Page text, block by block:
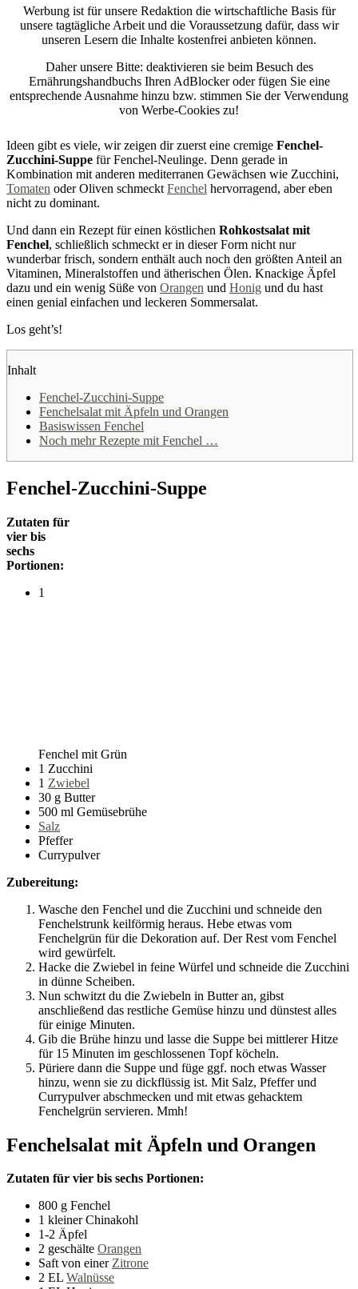
Werbung ist für unsere Redaktion die wirtschaftliche Basis für
unsere tagtägliche Arbeit und die Voraussetzung dafür, dass wir
unseren Lesern die Inhalte kostenfrei anbieten können.
Daher unsere Bitte: deaktivieren sie beim Besuch des
Ernährungshandbuchs Ihren AdBlocker oder fügen Sie eine
entsprechende Ausnahme hinzu bzw. stimmen Sie der Verwendung
von Werbe-Cookies zu!
Ideen gibt es viele, wir zeigen dir zuerst eine cremige Fenchel-
Zucchini-Suppe für Fenchel-Neulinge. Denn gerade in
Kombination mit anderen mediterranen Gewächsen wie Zucchini,
Tomaten oder Oliven schmeckt Fenchel hervorragend, aber eben
nicht zu dominant.
Und dann ein Rezept für einen köstlichen Rohkostsalat mit
Fenchel, schließlich schmeckt er in dieser Form nicht nur
wunderbar frisch, sondern enthält auch noch den größten Anteil an
Vitaminen, Mineralstoffen und ätherischen Ölen. Knackige Äpfel
dazu und ein wenig Süße von Orangen und Honig und du hast
einen genial einfachen und leckeren Sommersalat.
Los geht’s!
Inhalt
Fenchel-Zucchini-Suppe
Fenchelsalat mit Äpfeln und Orangen
Basiswissen Fenchel
Noch mehr Rezepte mit Fenchel …
Fenchel-Zucchini-Suppe
Zutaten für
vier bis
sechs
Portionen:
1
Fenchel mit Grün
1 Zucchini
1 Zwiebel
30 g Butter
500 ml Gemüsebrühe
Salz
Pfeffer
Currypulver
Zubereitung:
Wasche den Fenchel und die Zucchini und schneide den
Fenchelstrunk keilförmig heraus. Hebe etwas vom
Fenchelgrün für die Dekoration auf. Der Rest vom Fenchel
wird gewürfelt.
Hacke die Zwiebel in feine Würfel und schneide die Zucchini
in dünne Scheiben.
Nun schwitzt du die Zwiebeln in Butter an, gibst
anschließend das restliche Gemüse hinzu und dünstest alles
für einige Minuten.
Gib die Brühe hinzu und lasse die Suppe bei mittlerer Hitze
für 15 Minuten im geschlossenen Topf köcheln.
Püriere dann die Suppe und füge ggf. noch etwas Wasser
hinzu, wenn sie zu dickflüssig ist. Mit Salz, Pfeffer und
Currypulver abschmecken und mit etwas gehacktem
Fenchelgrün servieren. Mmh!
Fenchelsalat mit Äpfeln und Orangen
Zutaten für vier bis sechs Portionen:
800 g Fenchel
1 kleiner Chinakohl
1-2 Äpfel
2 geschälte Orangen
Saft von einerZitrone
2 EL Walnüsse